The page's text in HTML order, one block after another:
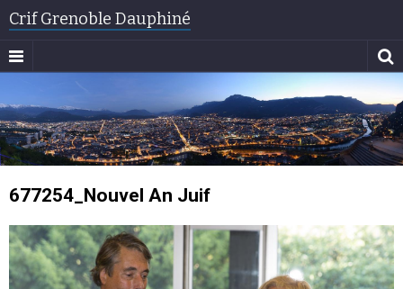
Crif Grenoble Dauphiné
677254_Nouvel An Juif